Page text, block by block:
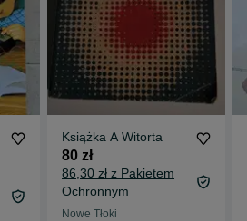
Książka A Witorta
80 zł
86,30 zł z Pakietem
Ochronnym
Nowe Tłoki